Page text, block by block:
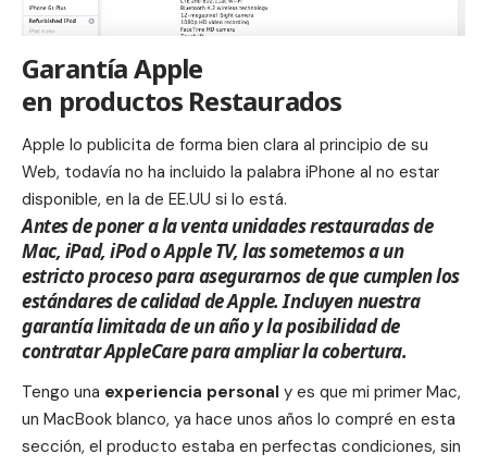
Garantía Apple
en productos Restaurados
Apple lo publicita de forma bien clara al principio de su
Web, todavía no ha incluido la palabra iPhone al no estar
disponible, en la de EE.UU si lo está.
Antes de poner a la venta unidades restauradas de
Mac, iPad, iPod o Apple TV, las sometemos a un
estricto proceso para asegurarnos de que cumplen los
estándares de calidad de Apple. Incluyen nuestra
garantía limitada de un año y la posibilidad de
contratar AppleCare para ampliar la cobertura.
Tengo una experiencia personal y es que mi primer Mac,
un MacBook blanco, ya hace unos años lo compré en esta
sección, el producto estaba en perfectas condiciones, sin